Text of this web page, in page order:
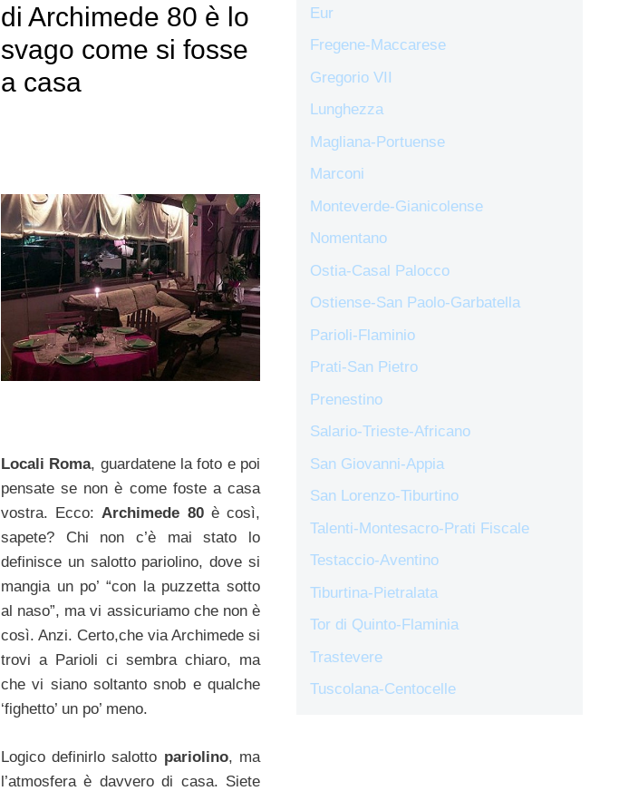
di Archimede 80 è lo
svago come si fosse
a casa
Locali Roma, guardatene la foto e poi
pensate se non è come foste a casa
vostra. Ecco:Archimede 80è così,
sapete? Chi non c’è mai stato lo
definisce un salotto pariolino, dove si
mangia un po’ “con la puzzetta sotto
al naso”, ma vi assicuriamo che non è
così. Anzi. Certo,che via Archimede si
trovi a Parioli ci sembra chiaro, ma
che vi siano soltanto snob e qualche
‘fighetto’ un po’ meno.
Logico definirlo salotto pariolino, ma
l’atmosfera è davvero di casa. Siete
Eur
Fregene-Maccarese
Gregorio VII
Lunghezza
Magliana-Portuense
Marconi
Monteverde-Gianicolense
Nomentano
Ostia-Casal Palocco
Ostiense-San Paolo-Garbatella
Parioli-Flaminio
Prati-San Pietro
Prenestino
Salario-Trieste-Africano
San Giovanni-Appia
San Lorenzo-Tiburtino
Talenti-Montesacro-Prati Fiscale
Testaccio-Aventino
Tiburtina-Pietralata
Tor di Quinto-Flaminia
Trastevere
Tuscolana-Centocelle